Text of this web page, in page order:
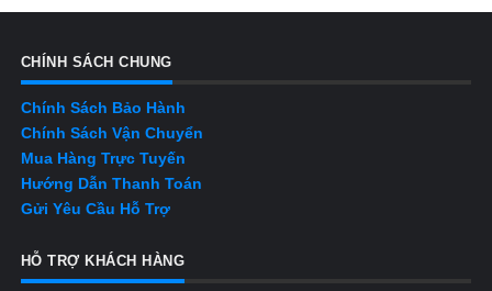
CHÍNH SÁCH CHUNG
Chính Sách Bảo Hành
Chính Sách Vận Chuyển
Mua Hàng Trực Tuyến
Hướng Dẫn Thanh Toán
Gửi Yêu Cầu Hỗ Trợ
HỖ TRỢ KHÁCH HÀNG